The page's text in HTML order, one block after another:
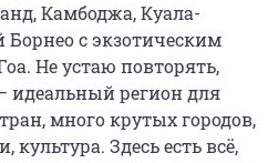
Камбоджа, Куала-
с экзотическим
Не устаю повторять,
идеальный регион для
много крутых городов,
Здесь есть всё,